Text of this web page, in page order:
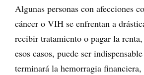
Algunas personas con afecciones
cáncer o VIH se enfrentan a
recibir tratamiento o pagar la
esos casos, puede ser
terminará la hemorragia